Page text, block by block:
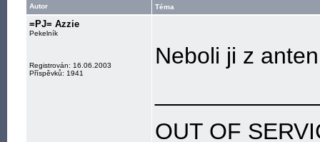
Autor Téma
=PJ= Azzie
Pekelník
Registrován: 16.06.2003
Příspěvků: 1941
Neboli ji z
OUT OF